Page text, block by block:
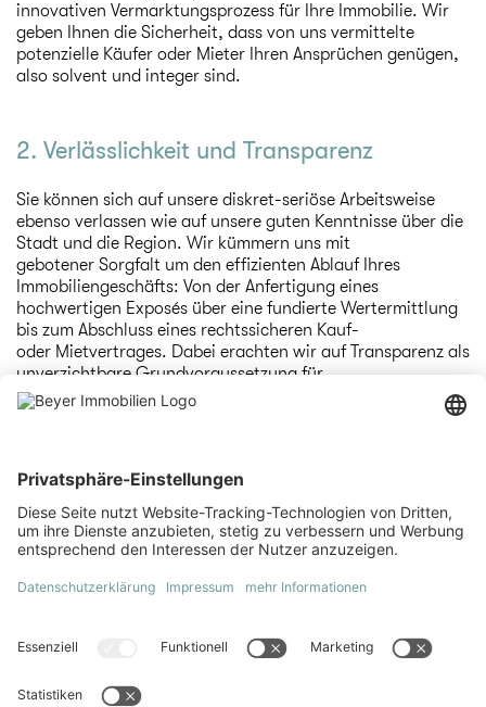
innovativen Vermarktungsprozess für Ihre Immobilie. Wir
geben Ihnen die Sicherheit, dass von uns vermittelte
potenzielle Käufer oder Mieter Ihren Ansprüchen genügen,
also solvent und integer sind.
2. Verlässlichkeit und Transparenz
Sie können sich auf unsere diskret-seriöse Arbeitsweise
ebenso verlassen wie auf unsere guten Kenntnisse über die
Stadt und die Region. Wir kümmern uns mit
gebotener Sorgfalt um den effizienten Ablauf Ihres
Immobiliengeschäfts: Von der Anfertigung eines
hochwertigen Exposés über eine fundierte Wertermittlung
bis zum Abschluss eines rechtssicheren Kauf-
oder Mietvertrages. Dabei erachten wir auf Transparenz als
unverzichtbare Grundvoraussetzung für
ein vertrauensvolles Miteinander.
3. Empathie und Serviceorientierung
Wir leben unseren Anspruch, jedes uns anvertraute
Immobiliengeschäft mit dem denkbar besten
Ergebnis abzuschließen. Diese Maxime impliziert eine
optimistische Herangehensweise und ein Höchstmaß an
Gespräch, können wir Ihre Wünsche und
Richtschnur unserer weiteren Arbeit zu machen. Sie